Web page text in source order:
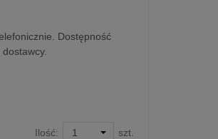
Dostępność
Ilość: szt.